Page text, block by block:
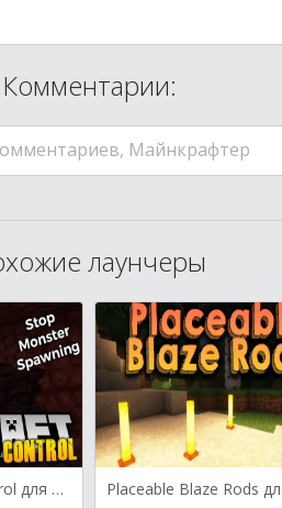
Комментарии:
Майнкрафтер
лаунчеры
Better Spawner Control для Майнкрафт [1.20.2, 1.20.1, 1.20]